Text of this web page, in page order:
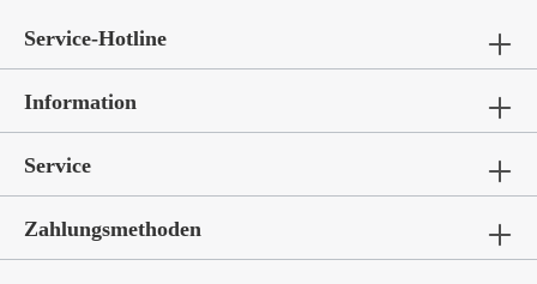
Service-Hotline
Information
Service
Zahlungsmethoden